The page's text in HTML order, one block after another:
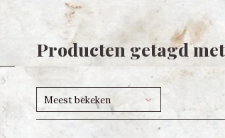
Producten getagd
Meest bekeken